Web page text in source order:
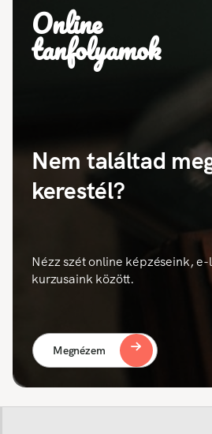
Online
tanfolyamok
Nem találtad
kerestél?
Nézz szét online képzéseink,
kurzusaink között.
Megnézem